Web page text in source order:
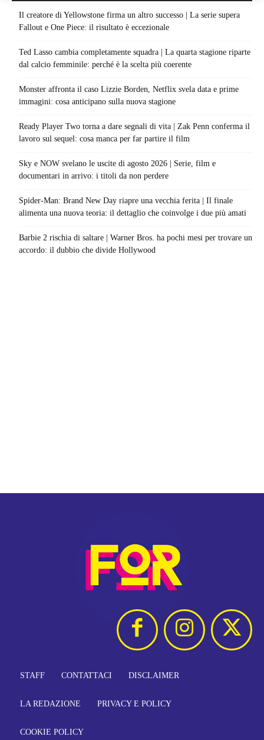
Il creatore di Yellowstone firma un altro successo | La serie supera
Fallout e One Piece: il risultato è eccezionale
Ted Lasso cambia completamente squadra | La quarta stagione riparte
dal calcio femminile: perché è la scelta più coerente
Monster affronta il caso Lizzie Borden, Netflix svela data e prime
immagini: cosa anticipano sulla nuova stagione
Ready Player Two torna a dare segnali di vita | Zak Penn conferma il
lavoro sul sequel: cosa manca per far partire il film
Sky e NOW svelano le uscite di agosto 2026 | Serie, film e
documentari in arrivo: i titoli da non perdere
Spider-Man: Brand New Day riapre una vecchia ferita | Il finale
alimenta una nuova teoria: il dettaglio che coinvolge i due più amati
Barbie 2 rischia di saltare | Warner Bros. ha pochi mesi per trovare un
accordo: il dubbio che divide Hollywood
STAFF CONTATTACI DISCLAIMER
LA REDAZIONE PRIVACY E POLICY
COOKIE POLICY